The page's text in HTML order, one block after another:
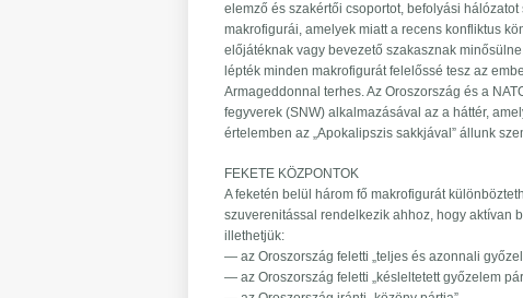
elemző és szakértői csoportot, befolyási
makrofigurái, amelyek miatt a recens konfliktus
előjátéknak vagy bevezető szakasznak
lépték minden makrofigurát felelőssé tesz az
Armageddonnal terhes. Az Oroszország és a
fegyverek (SNW) alkalmazásával az a háttér,
értelemben az „Apokalipszis sakkjával” állunk
FEKETE KÖZPONTOK
A feketén belül három fő makrofigurát
szuverenitással rendelkezik ahhoz, hogy aktívan
illethetjük:
— az Oroszország feletti „teljes és azonnali
— az Oroszország feletti „késleltetett győzelem